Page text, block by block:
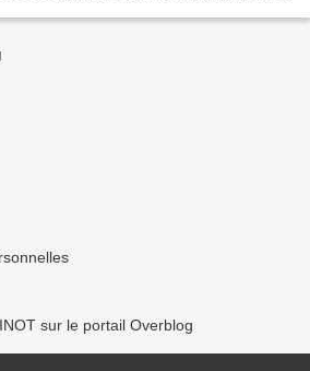
sur le portail Overblog